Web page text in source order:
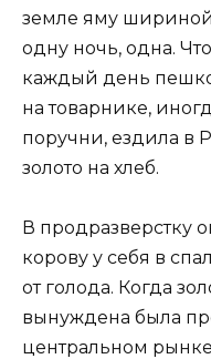
земле яму шириной
одну ночь, одна.
каждый день
на товарнике,
поручни, ездила в
золото на хлеб.
В продразверстку
корову у себя в
от голода. Когда
вынуждена была
центральном